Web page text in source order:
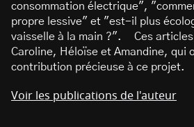
consommation électrique",
propre lessive" et "est-il plus
vaisselle à la main ?". Ces
Caroline, Héloïse et Amandine, qui
contribution précieuse à ce projet.
Voir les publications de l'auteur